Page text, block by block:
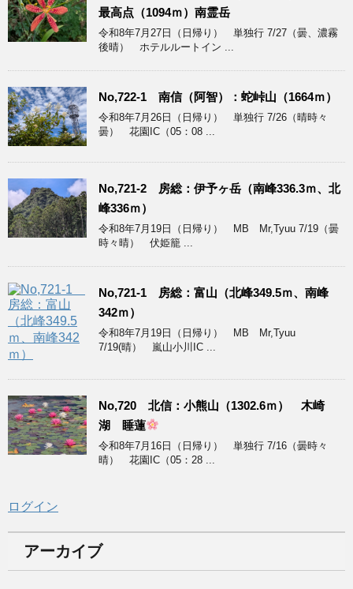
最高点（1094ｍ）南霊岳
令和8年7月27日（日帰り） 単独行 7/27（曇、濃霧
後晴） ホテルルートイン ...
No,722-1 南信（阿智）：蛇峠山（1664ｍ）
令和8年7月26日（日帰り） 単独行 7/26（晴時々
曇） 花園IC（05：08 ...
No,721-2 房総：伊予ヶ岳（南峰336.3ｍ、北
峰336ｍ）
令和8年7月19日（日帰り） MB Mr,Tyuu 7/19（曇
時々晴） 伏姫籠 ...
No,721-1 房総：富山（北峰349.5ｍ、南峰
342ｍ）
令和8年7月19日（日帰り） MB Mr,Tyuu
7/19(晴） 嵐山小川IC ...
No,720 北信：小熊山（1302.6ｍ） 木崎
湖 睡蓮
令和8年7月16日（日帰り） 単独行 7/16（曇時々
晴） 花園IC（05：28 ...
ログイン
アーカイブ